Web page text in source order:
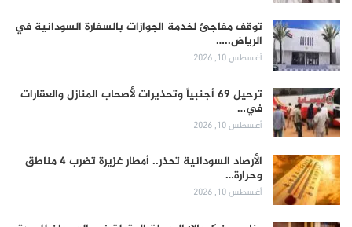
توقف مفاجئ لخدمة الجوازات بالسفارة السودانية في
الرياض..…
أغسطس 10, 2026
ترحيل 69 أجنبياً وتحذيرات لأصحاب المنازل والعقارات
في…
أغسطس 10, 2026
الأرصاد السودانية تحذر.. أمطار غزيرة تضرب 4 مناطق
وحرارة…
أغسطس 10, 2026